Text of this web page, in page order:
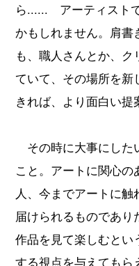
ら...... アーティスト
かもしれません。肩書
も、職人さんとか、
ていて、その場所を
きれば、より面白い提
その時に大事にした
こと。アートに関心
人、今までアートに
届けられるものであ
作品を見て楽しむとい
する視点を与えてもら